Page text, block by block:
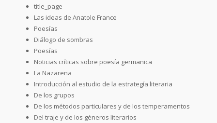
title_page
Las ideas de Anatole France
Poesías
Diálogo de sombras
Poesías
Noticias críticas sobre poesía germanica
La Nazarena
Introducción al estudio de la estrategía literaria
De los grupos
De los métodos particulares y de los temperamentos
Del traje y de los géneros literarios